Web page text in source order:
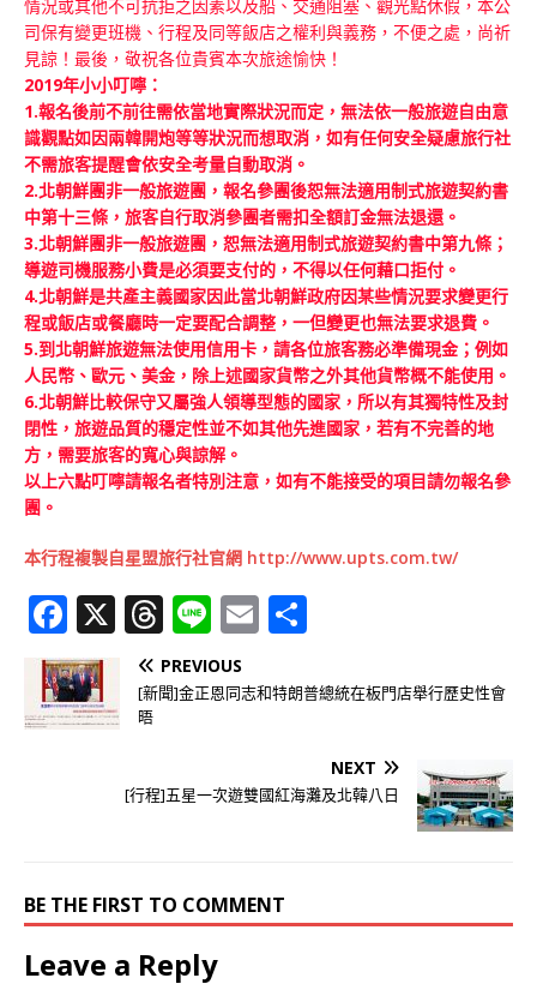
情況或其他不可抗拒之因素以及船、交通阻塞、觀光點休假，本公
司保有變更班機、行程及同等飯店之權利與義務，不便之處，尚祈
見諒！最後，敬祝各位貴賓本次旅途愉快！
2019年小小叮嚀：
1.報名後前不前往需依當地實際狀況而定，無法依一般旅遊自由意
識觀點如因兩韓開炮等等狀況而想取消，如有任何安全疑慮旅行社
不需旅客提醒會依安全考量自動取消。
2.北朝鮮團非一般旅遊團，報名參團後恕無法適用制式旅遊契約書
中第十三條，旅客自行取消參團者需扣全額訂金無法退還。
3.北朝鮮團非一般旅遊團，恕無法適用制式旅遊契約書中第九條；
導遊司機服務小費是必須要支付的，不得以任何藉口拒付。
4.北朝鮮是共產主義國家因此當北朝鮮政府因某些情況要求變更行
程或飯店或餐廳時一定要配合調整，一但變更也無法要求退費。
5.到北朝鮮旅遊無法使用信用卡，請各位旅客務必準備現金；例如
人民幣、歐元、美金，除上述國家貨幣之外其他貨幣概不能使用。
6.北朝鮮比較保守又屬強人領導型態的國家，所以有其獨特性及封
閉性，旅遊品質的穩定性並不如其他先進國家，若有不完善的地
方，需要旅客的寬心與諒解。
以上六點叮嚀請報名者特別注意，如有不能接受的項目請勿報名參
團。
本行程複製自星盟旅行社官網 http://www.upts.com.tw/
F
a
c
e
X T
h
r
d
Li
n
e
E
ai
PREVIOUS
[新聞]金正恩同志和特朗普總統在板門店舉行歷史性會
晤
NEXT
[行程]五星一次遊雙國紅海灘及北韓八日
BE THE FIRST TO COMMENT
Leave a Reply